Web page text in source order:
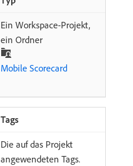
Ein Workspace-Projekt,
ein Ordner
Mobile Scorecard
Tags
Die auf das Projekt
angewendeten Tags.